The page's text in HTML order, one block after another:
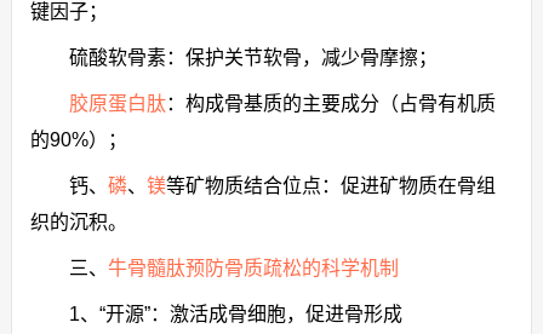
键因子；
硫酸软骨素：保护关节软骨，减少骨摩擦；
胶原蛋白肽：构成骨基质的主要成分（占骨有机质
的90%）；
钙、 磷、 镁等矿物质结合位点：促进矿物质在骨组
织的沉积。
三、 牛骨髓肽预防骨质疏松的科学机制
1、“开源”：激活成骨细胞，促进骨形成